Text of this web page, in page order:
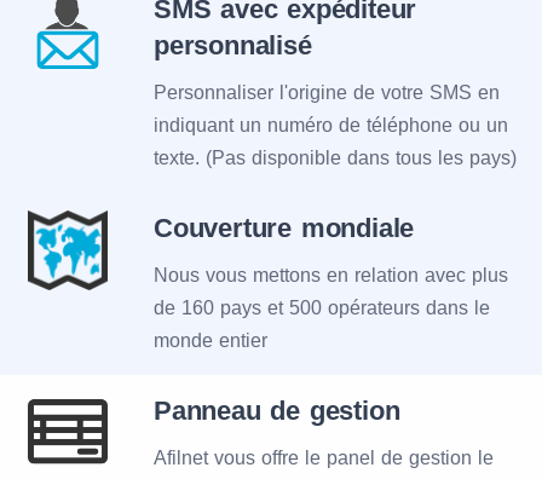
SMS avec expéditeur
personnalisé
Personnaliser l'origine de votre SMS en
indiquant un numéro de téléphone ou un
texte. (Pas disponible dans tous les pays)
Couverture mondiale
Nous vous mettons en relation avec plus
de 160 pays et 500 opérateurs dans le
monde entier
Panneau de gestion
Afilnet vous offre le panel de gestion le